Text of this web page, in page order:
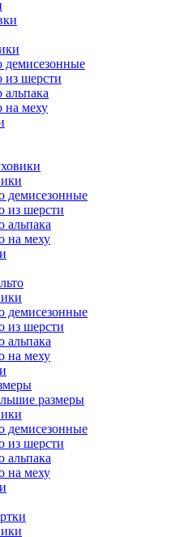
демисезонные
из шерсти
альпака
на меху
демисезонные
из шерсти
альпака
на меху
демисезонные
из шерсти
альпака
на меху
размеры
демисезонные
из шерсти
альпака
на меху